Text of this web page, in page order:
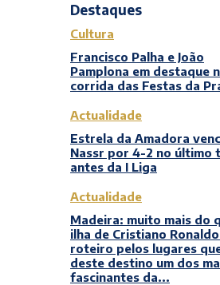
Destaques
Cultura
Francisco Palha e João
Pamplona em destaque
corrida das Festas da
Actualidade
Estrela da Amadora
Nassr por 4-2 no último
antes da I Liga
Actualidade
Madeira: muito mais do
ilha de Cristiano
roteiro pelos lugares
deste destino um dos
fascinantes da...